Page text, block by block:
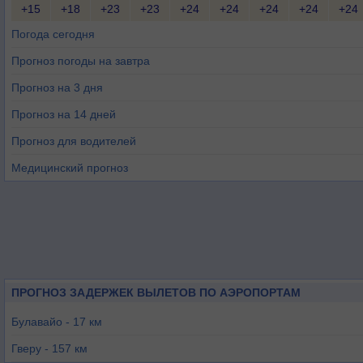
+15 +18 +23 +23 +24 +24 +24 +24 +24
Погода сегодня
Прогноз погоды на завтра
Прогноз на 3 дня
Прогноз на 14 дней
Прогноз для водителей
Медицинский прогноз
ПРОГНОЗ ЗАДЕРЖЕК ВЫЛЕТОВ ПО АЭРОПОРТАМ
Булавайо - 17 км
Гверу - 157 км